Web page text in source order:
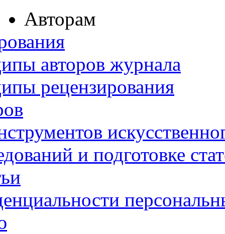
Авторам
авторов журнала
рецензирования
и подготовке